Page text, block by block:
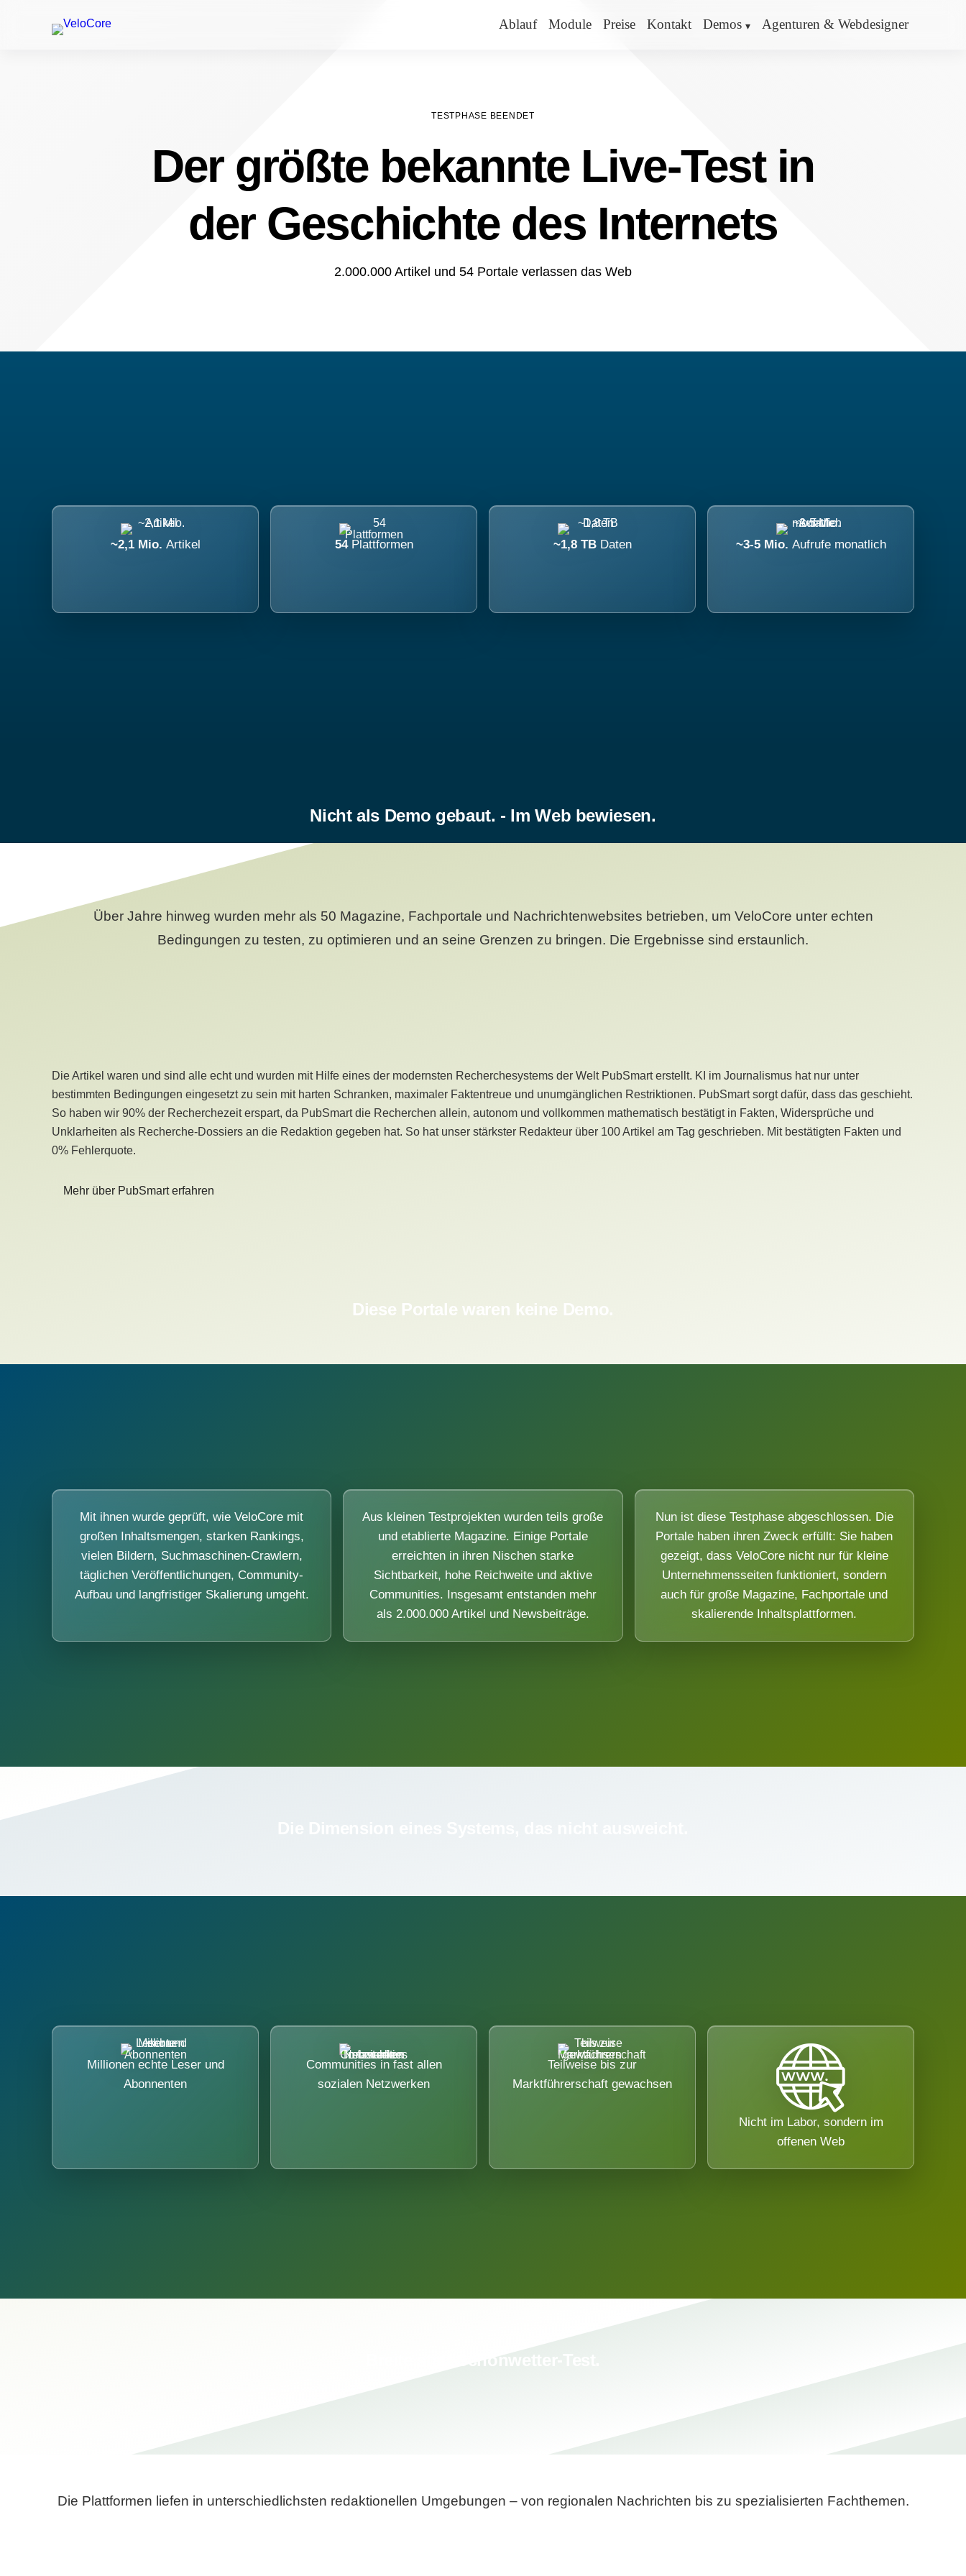
Ablauf Module Preise Kontakt Demos Agenturen & Webdesigner
TESTPHASE BEENDET
Der größte bekannte Live-Test in
der Geschichte des Internets
2.000.000 Artikel und 54 Portale verlassen das Web
~2,1 Mio. Artikel 54 Plattformen ~1,8 TB Daten ~3-5 Mio. Aufrufe monatlich
Nicht als Demo gebaut. - Im Web bewiesen.
Über Jahre hinweg wurden mehr als 50 Magazine, Fachportale und Nachrichtenwebsites betrieben, um VeloCore unter echten
Bedingungen zu testen, zu optimieren und an seine Grenzen zu bringen. Die Ergebnisse sind erstaunlich.
Die Artikel waren und sind alle echt und wurden mit Hilfe eines der modernsten Recherchesystems der Welt PubSmart erstellt. KI im Journalismus hat nur unter
bestimmten Bedingungen eingesetzt zu sein mit harten Schranken, maximaler Faktentreue und unumgänglichen Restriktionen. PubSmart sorgt dafür, dass das geschieht.
So haben wir 90% der Recherchezeit erspart, da PubSmart die Recherchen allein, autonom und vollkommen mathematisch bestätigt in Fakten, Widersprüche und
Unklarheiten als Recherche-Dossiers an die Redaktion gegeben hat. So hat unser stärkster Redakteur über 100 Artikel am Tag geschrieben. Mit bestätigten Fakten und
0% Fehlerquote.
Mehr über PubSmart erfahren
Diese Portale waren keine Demo.
Mit ihnen wurde geprüft, wie VeloCore mit
großen Inhaltsmengen, starken Rankings,
vielen Bildern, Suchmaschinen-Crawlern,
täglichen Veröffentlichungen, Community-
Aufbau und langfristiger Skalierung umgeht.
Aus kleinen Testprojekten wurden teils große
und etablierte Magazine. Einige Portale
erreichten in ihren Nischen starke
Sichtbarkeit, hohe Reichweite und aktive
Communities. Insgesamt entstanden mehr
als 2.000.000 Artikel und Newsbeiträge.
Nun ist diese Testphase abgeschlossen. Die
Portale haben ihren Zweck erfüllt: Sie haben
gezeigt, dass VeloCore nicht nur für kleine
Unternehmensseiten funktioniert, sondern
auch für große Magazine, Fachportale und
skalierende Inhaltsplattformen.
Millionen echte Leser und
Abonnenten
Communities in fast allen
sozialen Netzwerken
Teilweise bis zur
Marktführerschaft gewachsen
Nicht im Labor, sondern im
offenen Web
Die Plattformen liefen in unterschiedlichsten redaktionellen Umgebungen – von regionalen Nachrichten bis zu spezialisierten Fachthemen.